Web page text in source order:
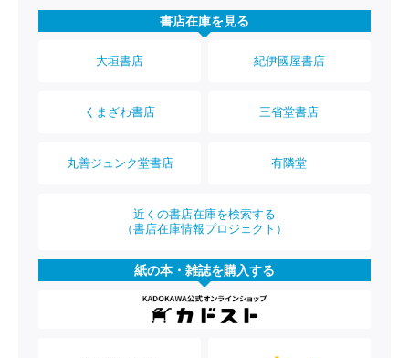
書店在庫を見る
大垣書店 紀伊國屋書店
くまざわ書店 三省堂書店
丸善ジュンク堂書店 有隣堂
近くの書店在庫を検索する
（書店在庫情報プロジェクト）
紙の本・雑誌を購入する